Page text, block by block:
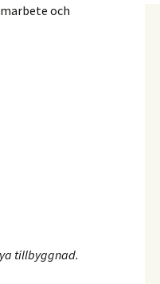
och
tillbyggnad.